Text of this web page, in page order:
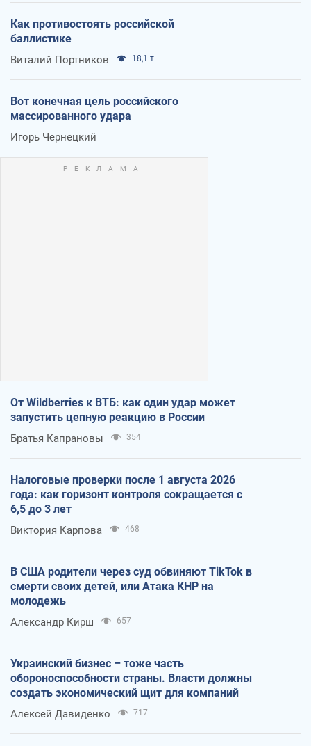
Как противостоять российской
баллистике
Виталий Портников 18,1 т.
Вот конечная цель российского
массированного удара
Игорь Чернецкий
От Wildberries к ВТБ: как один удар может
запустить цепную реакцию в России
Братья Капрановы 354
Налоговые проверки после 1 августа 2026
года: как горизонт контроля сокращается с
6,5 до 3 лет
Виктория Карпова 468
В США родители через суд обвиняют TikTok в
смерти своих детей, или Атака КНР на
молодежь
Александр Кирш 657
Украинский бизнес – тоже часть
обороноспособности страны. Власти должны
создать экономический щит для компаний
Алексей Давиденко 717